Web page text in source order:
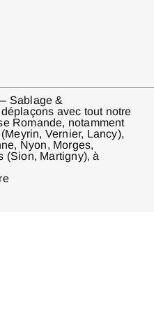
Sablage &
avec tout notre
Romande, notamment
Vernier, Lancy),
Nyon, Morges,
(Sion, Martigny), à